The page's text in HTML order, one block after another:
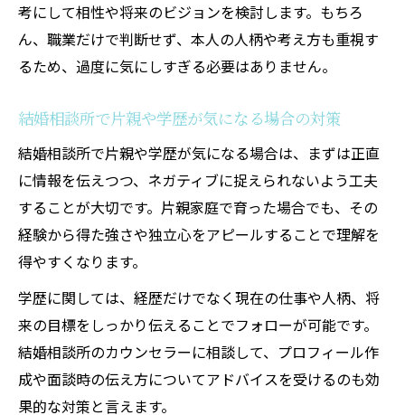
考にして相性や将来のビジョンを検討します。もちろ
ん、職業だけで判断せず、本人の人柄や考え方も重視す
るため、過度に気にしすぎる必要はありません。
結婚相談所で片親や学歴が気になる場合の対策
結婚相談所で片親や学歴が気になる場合は、まずは正直
に情報を伝えつつ、ネガティブに捉えられないよう工夫
することが大切です。片親家庭で育った場合でも、その
経験から得た強さや独立心をアピールすることで理解を
得やすくなります。
学歴に関しては、経歴だけでなく現在の仕事や人柄、将
来の目標をしっかり伝えることでフォローが可能です。
結婚相談所のカウンセラーに相談して、プロフィール作
成や面談時の伝え方についてアドバイスを受けるのも効
果的な対策と言えます。